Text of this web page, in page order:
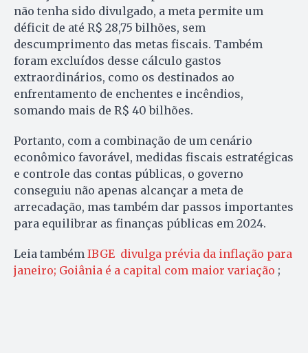
não tenha sido divulgado, a meta permite um
déficit de até R$ 28,75 bilhões, sem
descumprimento das metas fiscais. Também
foram excluídos desse cálculo gastos
extraordinários, como os destinados ao
enfrentamento de enchentes e incêndios,
somando mais de R$ 40 bilhões.
Portanto, com a combinação de um cenário
econômico favorável, medidas fiscais estratégicas
e controle das contas públicas, o governo
conseguiu não apenas alcançar a meta de
arrecadação, mas também dar passos importantes
para equilibrar as finanças públicas em 2024.
Leia também IBGE divulga prévia da inflação para
janeiro; Goiânia é a capital com maior variação ;